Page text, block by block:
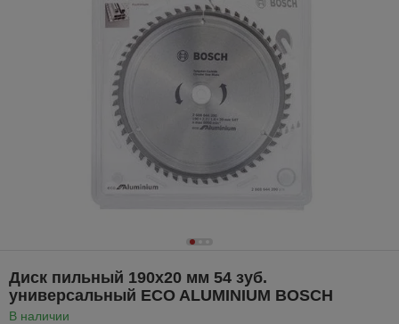
Диск пильный 190х20 мм 54 зуб.
универсальный ECO ALUMINIUM BOSCH
В наличии